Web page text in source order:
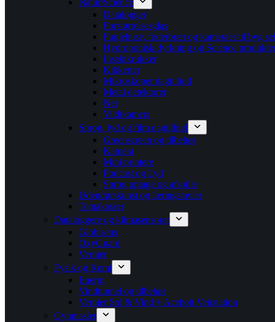
Natur/Science
Datalogger
Forstørrelsesglas
Fuglehuse, foderbræt og kameraer til byg
Hydroponisk dyrkning og Science
Insektkrukker
Kikkerter
Mikroskoper dagtilbud
Metal detektorer
Net
Vildtkamera
Sprog, lyd og film dagtilbud
Greenscreen og tilbehør
Kamera
Mini printere
Podcast og Lyd
Sprog,optage og afspille
Udendørskunst og læringstavler
Temakasser
Dataloggere og klimasensorer
Globisens
OxyGuard
Vernier
Fysik og Kemi
Energi
Vindtunnel og tilbehør
Vernier Sol & Vind + Acebott Vejrstation
Gymnasier